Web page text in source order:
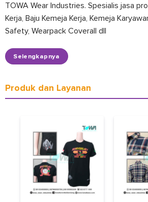
TOWA Wear Industries. Spesialis jasa
Kerja, Baju Kemeja Kerja, Kemeja
Safety, Wearpack Coverall dll
Selengkapnya
Produk dan Layanan